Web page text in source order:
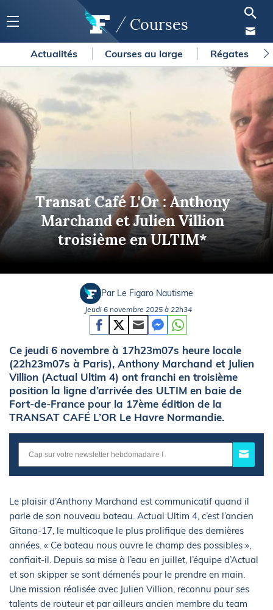
Courses
Actualités Courses au large Régates
Transat Café L'Or : Anthony
Marchand et Julien Villion
troisième en ULTIM*
Par Le Figaro Nautisme
Jeudi 6 novembre 2025 à 22h34
Ce jeudi 6 novembre à 17h23m07s heure locale
(22h23m07s à Paris), Anthony Marchand et Julien
Villion (Actual Ultim 4) ont franchi en troisième
position la ligne d’arrivée des ULTIM en baie de
Fort-de-France pour la 17ème édition de la
TRANSAT CAFÉ L’OR Le Havre Normandie.
Le plaisir d’Anthony Marchand est communicatif quand il
parle de son nouveau bateau. Actual Ultim 4, c’est l’ancien
Gitana-17, le multicoque le plus prolifique des dernières
années. « Ce bateau nous ouvre le champ des possibles »,
confiait-il. Depuis sa mise à l’eau en juillet, l’équipe d’Actual
et son skipper se sont démenés pour le prendre en main.
Une mission réalisée avec Julien Villion, reconnu pour ses
talents de routeur et par ailleurs ancien membre du team